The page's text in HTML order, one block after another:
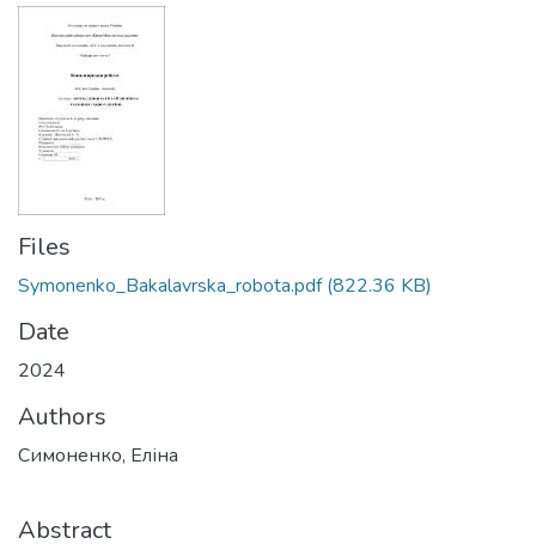
Files
Symonenko_Bakalavrska_robota.pdf(822.36 KB)
Date
2024
Authors
Симоненко, Еліна
Abstract